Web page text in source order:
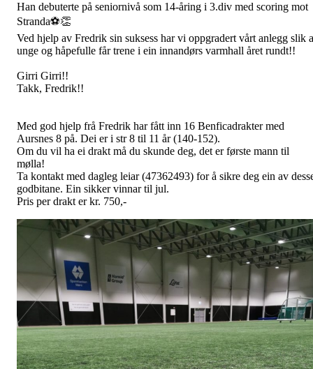
Han debuterte på seniornivå som 14-åring i 3.div med scoring mot
Stranda⚽️👏
Ved hjelp av Fredrik sin suksess har vi oppgradert vårt anlegg slik
unge og håpefulle får trene i ein innandørs varmhall året rundt!!
Girri Girri!!
Takk, Fredrik!!
Med god hjelp frå Fredrik har fått inn 16 Benficadrakter med
Aursnes 8 på. Dei er i str 8 til 11 år (140-152).
Om du vil ha ei drakt må du skunde deg, det er første mann til
mølla!
Ta kontakt med dagleg leiar (47362493) for å sikre deg ein av
godbitane. Ein sikker vinnar til jul.
Pris per drakt er kr. 750,-